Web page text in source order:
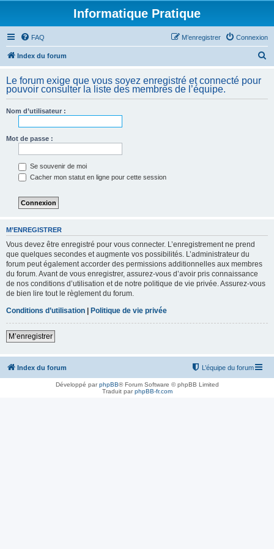
Informatique Pratique
FAQ Connexion
M’enregistrer
Index du forum
h
Le forum exige que vous soyez enregistré et connecté pour
pouvoir consulter la liste des membres de l’équipe.
Nom d’utilisateur :
Mot de passe :
Se souvenir de moi
Cacher mon statut en ligne pour cette session
M’ENREGISTRER
Vous devez être enregistré pour vous connecter. L’enregistrement ne prend
que quelques secondes et augmente vos possibilités. L’administrateur du
forum peut également accorder des permissions additionnelles aux membres
du forum. Avant de vous enregistrer, assurez-vous d’avoir pris connaissance
de nos conditions d’utilisation et de notre politique de vie privée. Assurez-vous
de bien lire tout le règlement du forum.
Conditions d’utilisation | Politique de vie privée
M’enregistrer
Index du forum L’équipe du forum
Développé parphpBB® Forum Software © phpBB Limited
Traduit parphpBB-fr.com